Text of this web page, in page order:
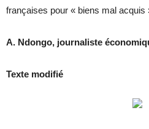
françaises pour « biens mal acquis
A. Ndongo, journaliste
Texte modifié